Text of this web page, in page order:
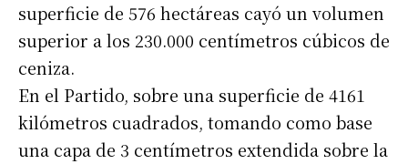
superficie de 576 hectáreas cayó un volumen
superior a los 230.000 centímetros cúbicos de
ceniza.
En el Partido, sobre una superficie de 4161
kilómetros cuadrados, tomando como base
una capa de 3 centímetros extendida sobre la